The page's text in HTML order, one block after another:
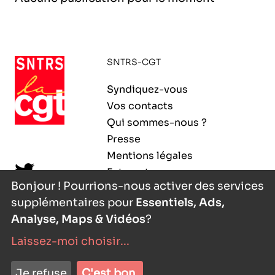
l’exploitation de la mer
SNTRS-CGT
Syndiquez-vous
Vos contacts
Qui sommes-nous ?
Presse
Mentions légales
Extranet
- agence digitale
Bonjour ! Pourrions-nous activer des services
supplémentaires pour Essentiels, Ads,
Analyse, Maps & Vidéos?
Laissez-moi choisir...